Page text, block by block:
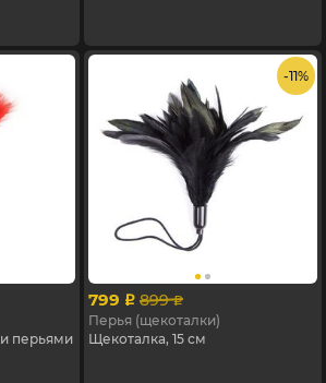
перьями
- 11%
799 p 899 p
Перья (щекоталки)
Щекоталка, 15 см